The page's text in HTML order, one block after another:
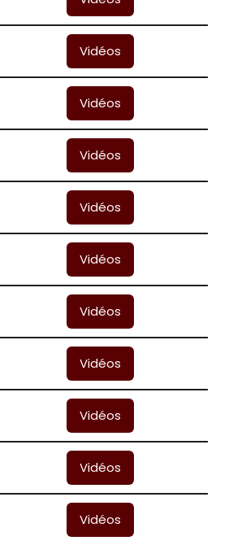
Vidéos
Vidéos
Vidéos
Vidéos
Vidéos
Vidéos
Vidéos
Vidéos
Vidéos
Vidéos